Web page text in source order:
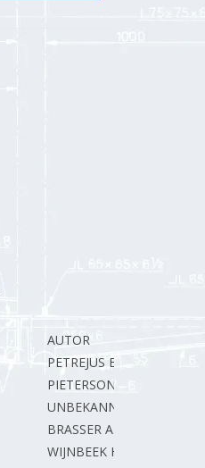
AUTOR
PETREJUS E.
PIETERSON van A.
UNBEKANNT
BRASSER A.
WIJNBEEK H.